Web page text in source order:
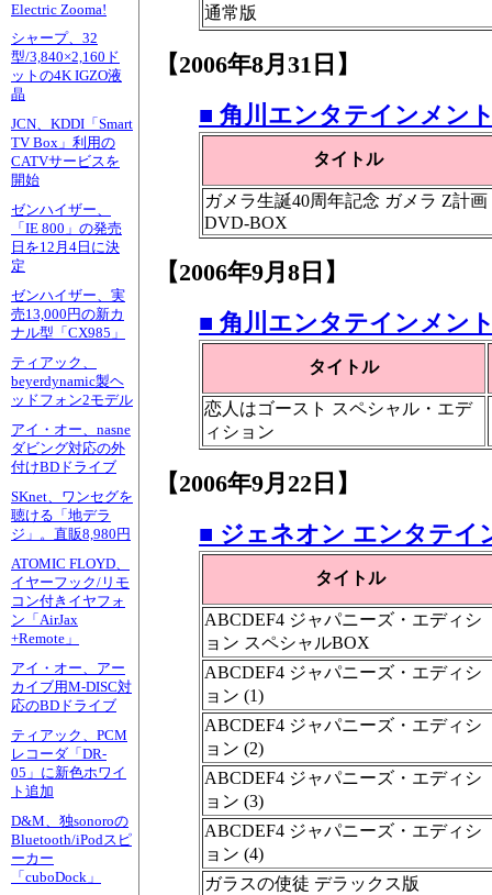
Electric Zooma!
シャープ、32
型/3,840×2,160ド
ットの4K IGZO液
晶
JCN、KDDI「Smart
TV Box」利用の
CATVサービスを
開始
ゼンハイザー、
「IE 800」の発売
日を12月4日に決
定
ゼンハイザー、実
売13,000円の新カ
ナル型「CX985」
ティアック、
beyerdynamic製ヘ
ッドフォン2モデル
アイ・オー、nasne
ダビング対応の外
付けBDドライブ
SKnet、ワンセグを
聴ける「地デラ
ジ」。直販8,980円
ATOMIC FLOYD、
イヤーフック/リモ
コン付きイヤフォ
ン「AirJax
+Remote」
アイ・オー、アー
カイブ用M-DISC対
応のBDドライブ
ティアック、PCM
レコーダ「DR-
05」に新色ホワイ
ト追加
D&M、独sonoroの
Bluetooth/iPodスピ
ーカー
「cuboDock」
通常版
【2006年8月31日】
■ 角川エンタテインメン
タイトル
ガメラ生誕40周年記念 ガメラ Z計画
DVD-BOX
【2006年9月8日】
■ 角川エンタテインメン
タイトル
恋人はゴースト スペシャル・エデ
ィション
【2006年9月22日】
■ ジェネオン エンタテイ
タイトル
ABCDEF4 ジャパニーズ・エディシ
ョン スペシャルBOX
ABCDEF4 ジャパニーズ・エディシ
ョン (1)
ABCDEF4 ジャパニーズ・エディシ
ョン (2)
ABCDEF4 ジャパニーズ・エディシ
ョン (3)
ABCDEF4 ジャパニーズ・エディシ
ョン (4)
ガラスの使徒 デラックス版